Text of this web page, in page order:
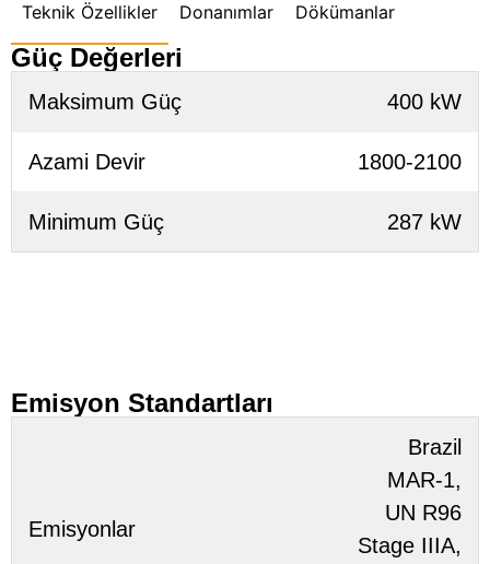
Teknik Özellikler Donanımlar Dökümanlar
Güç Değerleri
Maksimum Güç 400 kW
Azami Devir 1800-2100
Minimum Güç 287 kW
Emisyon Standartları
Emisyonlar
Brazil
MAR-1,
UN R96
Stage IIIA,